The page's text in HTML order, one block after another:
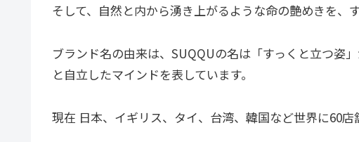
そして、自然と内から湧き上がるような命の艶めきを、す
ブランド名の由来は、SUQQUの名は「すっくと立つ姿
と自立したマインドを表しています。
現在 日本、イギリス、タイ、台湾、韓国など世界に60店